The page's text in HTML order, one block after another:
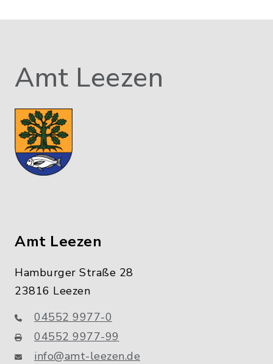
Amt Leezen
Amt Leezen
Hamburger Straße 28
23816 Leezen
04552 9977-0
04552 9977-99
info@amt-leezen.de